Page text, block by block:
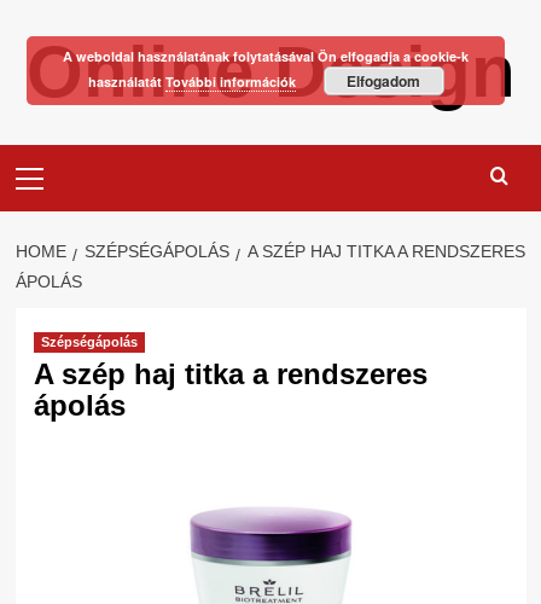
contentOnline Design
Menu
HOME SZÉPSÉGÁPOLÁS
A SZÉP HAJ TITKA A RENDSZERES
ÁPOLÁS
Szépségápolás
A szép haj titka a rendszeres
ápolás
A weboldal használatának folytatásával Ön elfogadja a cookie-k
használatát További információk Elfogadom